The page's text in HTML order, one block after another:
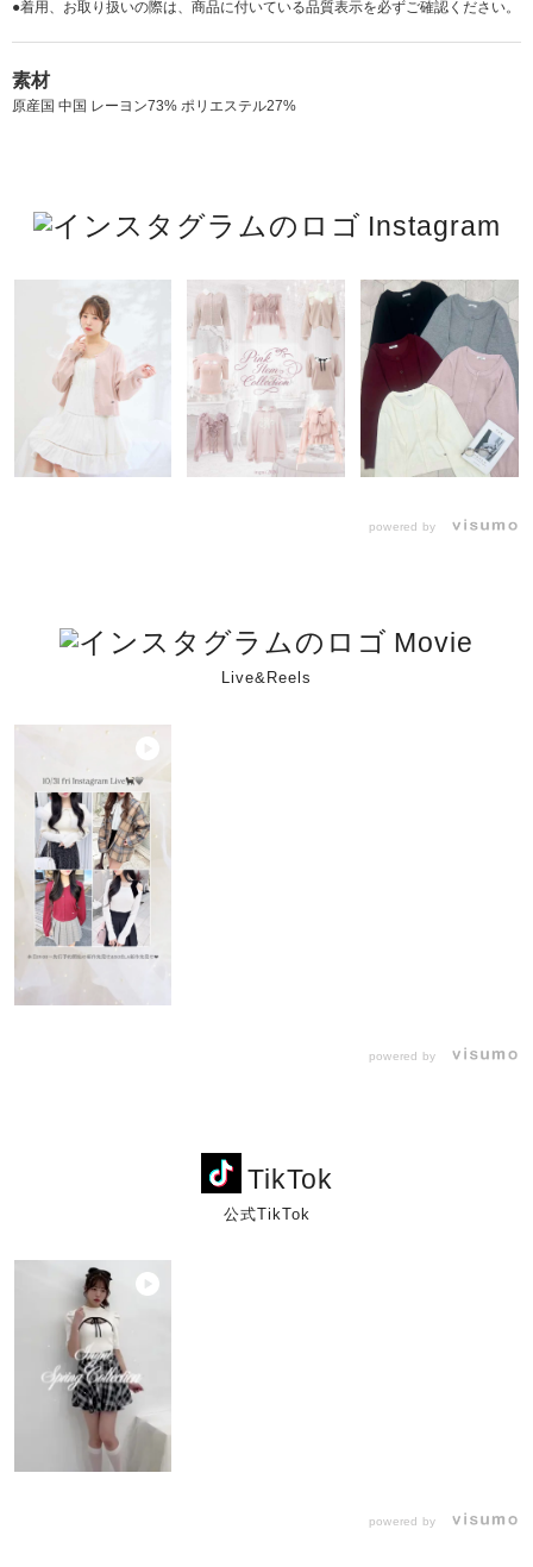
●着用、お取り扱いの際は、商品に付いている品質表示を必ずご確認ください。
素材
原産国 中国 レーヨン73% ポリエステル27%
Instagram
powered by
Movie
Live&Reels
powered by
TikTok
公式TikTok
powered by